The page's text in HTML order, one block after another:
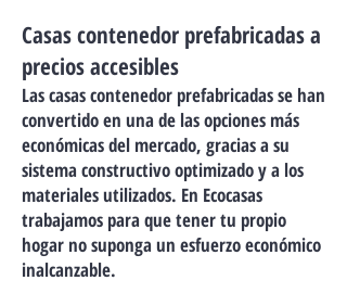
Casas contenedor prefabricadas a
precios accesibles
Las casas contenedor prefabricadas se han
convertido en una de las opciones más
económicas del mercado, gracias a su
sistema constructivo optimizado y a los
materiales utilizados. En Ecocasas
trabajamos para que tener tu propio
hogar no suponga un esfuerzo económico
inalcanzable.